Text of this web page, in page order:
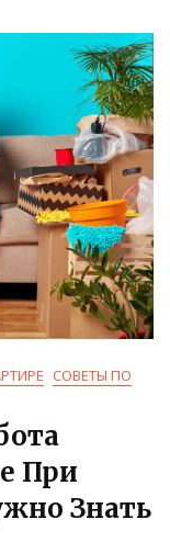
Руководство
Для
Родителей
СОВЕТЫ ПО
При
Знать